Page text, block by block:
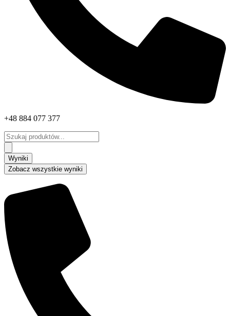
+48 884 077 377
Search
...
Wyniki
Zobacz wszystkie wyniki